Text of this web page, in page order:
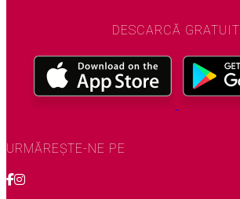
DESCARCĂ GRATUIT
URMĂREȘTE-NE PE